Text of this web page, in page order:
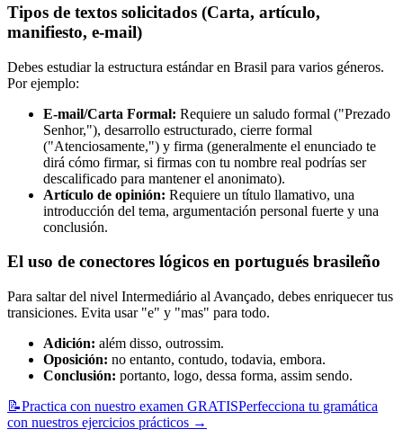
Tipos de textos solicitados (Carta, artículo,
manifiesto, e-mail)
Debes estudiar la estructura estándar en Brasil para varios géneros.
Por ejemplo:
E-mail/Carta Formal: Requiere un saludo formal ("Prezado
Senhor,"), desarrollo estructurado, cierre formal
("Atenciosamente,") y firma (generalmente el enunciado te
dirá cómo firmar, si firmas con tu nombre real podrías ser
descalificado para mantener el anonimato).
Artículo de opinión: Requiere un título llamativo, una
introducción del tema, argumentación personal fuerte y una
conclusión.
El uso de conectores lógicos en portugués brasileño
Para saltar del nivel Intermediário al Avançado, debes enriquecer tus
transiciones. Evita usar "e" y "mas" para todo.
Adición: além disso, outrossim.
Oposición: no entanto, contudo, todavia, embora.
Conclusión: portanto, logo, dessa forma, assim sendo.
📝Practica con nuestro examen GRATISPerfecciona tu gramática
con nuestros ejercicios prácticos →